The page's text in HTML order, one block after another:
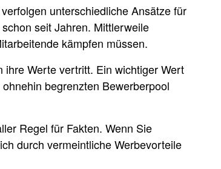
unterschiedliche Ansätze für
seit Jahren. Mittlerweile
kämpfen müssen.
Werte vertritt. Ein wichtiger Wert
begrenzten Bewerberpool
Regel für Fakten. Wenn Sie
durch vermeintliche Werbevorteile